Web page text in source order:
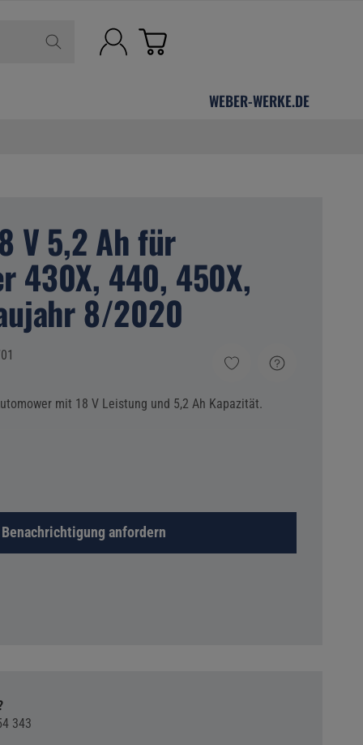
WEBER-WERKE.DE
V 5,2 Ah für
430X, 440, 450X,
8/2020
mit 18 V Leistung und 5,2 Ah Kapazität.
Benachrichtigung anfordern
343